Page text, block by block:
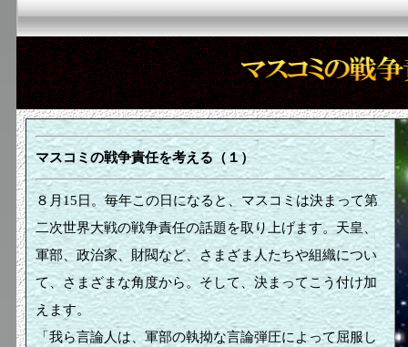
マスコミの戦争責任を考える（１）
８月15日。毎年この日になると、マスコミは決まって第
二次世界大戦の戦争責任の話題を取り上げます。天皇、
軍部、政治家、財閥など、さまざま人たちや組織につい
て、さまざまな角度から。そして、決まってこう付け加
えます。
「我ら言論人は、軍部の執拗な言論弾圧によって屈服し